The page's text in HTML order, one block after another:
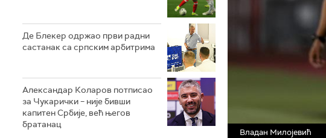
Де Блекер одржао први радни
састанак са српским арбитрима
Александар Коларов потписао
за Чукарички – није бивши
капитен Србије, већ његов
братанац
Владан Милојевић